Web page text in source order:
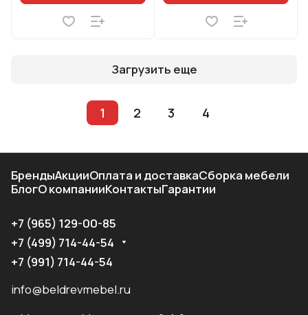
Загрузить еще
1 2 3 4
БрендыАкцииОплата и доставкаСборка мебели
БлогО компанииКонтактыГарантии
+7 (965) 129-00-85
+7 (499) 714-44-54
+7 (991) 714-44-54
info@beldrevmebel.ru